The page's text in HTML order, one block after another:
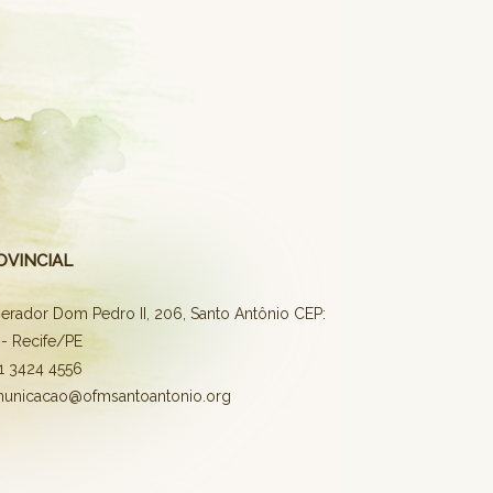
Dom Pedro II, 206, Santo Antônio CEP:
Recife/PE
3424 4556